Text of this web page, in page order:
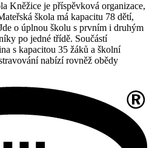
Kněžice je příspěvková organizace,
škola má kapacitu 78 dětí,
o úplnou školu s prvním i druhým
po jedné třídě. Součástí
s kapacitou 35 žáků a školní
nabízí rovněž obědy